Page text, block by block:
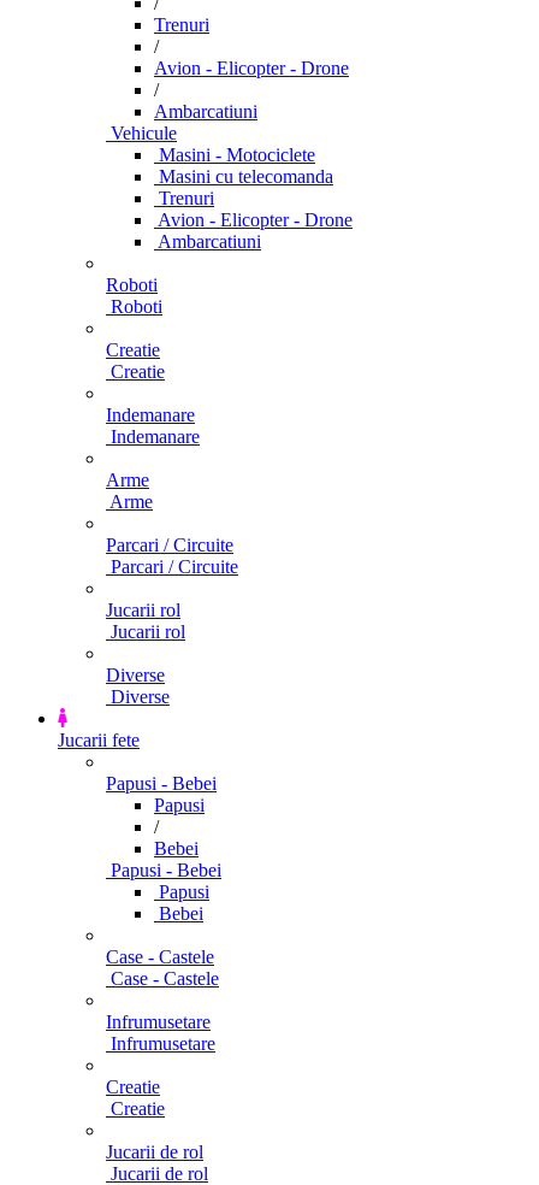
Trenuri
/
Avion - Elicopter - Drone
/
Ambarcatiuni
Vehicule
Masini - Motociclete
Masini cu telecomanda
Trenuri
Avion - Elicopter - Drone
Ambarcatiuni
Roboti
Roboti
Creatie
Creatie
Indemanare
Indemanare
Arme
Arme
Parcari / Circuite
Parcari / Circuite
Jucarii rol
Jucarii rol
Diverse
Diverse
Jucarii fete
Papusi - Bebei
Papusi
/
Bebei
Papusi - Bebei
Papusi
Bebei
Case - Castele
Case - Castele
Infrumusetare
Infrumusetare
Creatie
Creatie
Jucarii de rol
Jucarii de rol